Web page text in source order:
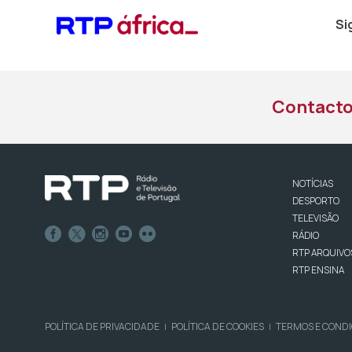
NOTÍCIAS
DESPORTO
TELEVISÃO
RÁDIO
RTP
RTP ENSINA
POLÍTICA DE PRIVACIDADE | POLÍTICA DE COOKIES | TERMOS E